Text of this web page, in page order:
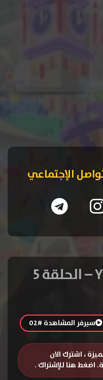
الإجتماعي
سيرفر المشاهدة #02
، اشترك الان
اضغط هنا للإشتراك .